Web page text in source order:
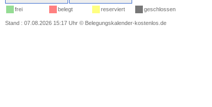
frei belegt reserviert geschlossen
Stand : 07.08.2026 15:17 Uhr © Belegungskalender-kostenlos.de